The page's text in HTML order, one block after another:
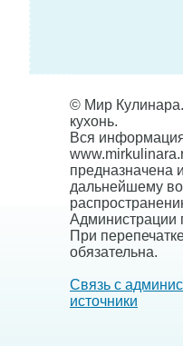
© Мир
кухонь.
Вся
предназначена
дальнейшему
Администрации
При
обязательна.
Связь с
источники